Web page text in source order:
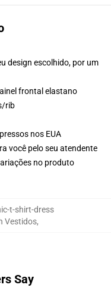
design escolhido, por um
frontal elastano
rib
nos EUA
você pelo seu atendente
no produto
t-shirt-dress
Vestidos,
Say